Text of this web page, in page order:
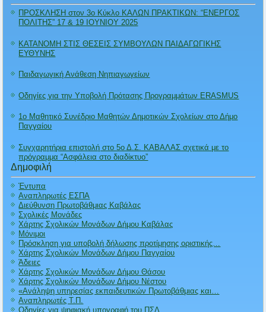
ΠΡΟΣΚΛΗΣΗ στον 3ο Κύκλο ΚΑΛΩΝ ΠΡΑΚΤΙΚΩΝ: “ΕΝΕΡΓΟΣ
ΠΟΛΙΤΗΣ” 17 & 19 ΙΟΥΝΙΟΥ 2025
ΚΑΤΑΝΟΜΗ ΣΤΙΣ ΘΕΣΕΙΣ ΣΥΜΒΟΥΛΩΝ ΠΑΙΔΑΓΩΓΙΚΗΣ
ΕΥΘΥΝΗΣ
Παιδαγωγική Ανάθεση Νηπιαγωγείων
Οδηγίες για την Υποβολή Πρότασης Προγραμμάτων ERASMUS
1ο Μαθητικό Συνέδριο Μαθητών Δημοτικών Σχολείων στο Δήμο
Παγγαίου
Συγχαρητήρια επιστολή στο 5ο Δ.Σ. ΚΑΒΑΛΑΣ σχετικά με το
πρόγραμμα “Ασφάλεια στο διαδίκτυο”
Δημοφιλή
Έντυπα
Αναπληρωτές ΕΣΠΑ
Διεύθυνση Πρωτοβάθμιας Καβάλας
Σχολικές Μονάδες
Χάρτης Σχολικών Μονάδων Δήμου Καβάλας
Μόνιμοι
Πρόσκληση για υποβολή δήλωσης προτίμησης οριστικής…
Χάρτης Σχολικών Μονάδων Δήμου Παγγαίου
Άδειες
Χάρτης Σχολικών Μονάδων Δήμου Θάσου
Χάρτης Σχολικών Μονάδων Δήμου Νέστου
«Ανάληψη υπηρεσίας εκπαιδευτικών Πρωτοβάθμιας και…
Αναπληρωτές Τ.Π.
Οδηγίες για ψηφιακή υπογραφή του ΠΣΔ